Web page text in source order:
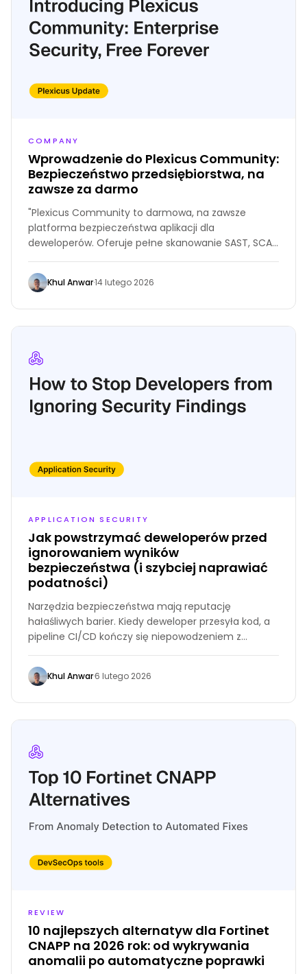
COMPANY
Wprowadzenie do Plexicus Community:
Bezpieczeństwo przedsiębiorstwa, na
zawsze za darmo
"Plexicus Community to darmowa, na zawsze
platforma bezpieczeństwa aplikacji dla
deweloperów. Oferuje pełne skanowanie SAST, SCA,
DAST, tajemnic i IaC, plus naprawy luk w
zabezpieczeniach wspierane przez AI, bez potrzeby
użycia karty kredytowej."
Khul Anwar·14 lutego 2026
APPLICATION SECURITY
Jak powstrzymać deweloperów przed
ignorowaniem wyników
bezpieczeństwa (i szybciej naprawiać
podatności)
Narzędzia bezpieczeństwa mają reputację
hałaśliwych barier. Kiedy deweloper przesyła kod, a
pipeline CI/CD kończy się niepowodzeniem z
naturalną reakcją nie jest naprawa problemów. Jest
nią ich ignorowanie lub wymuszone scalanie kodu.
Khul Anwar·6 lutego 2026
REVIEW
10 najlepszych alternatyw dla Fortinet
CNAPP na 2026 rok: od wykrywania
anomalii po automatyczne poprawki